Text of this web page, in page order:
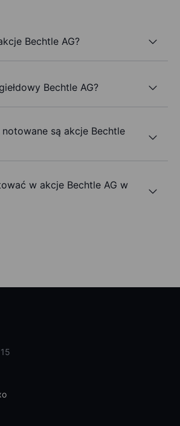
Bechtle AG?
Bechtle AG?
notowane są akcje Bechtle
w akcje Bechtle AG w